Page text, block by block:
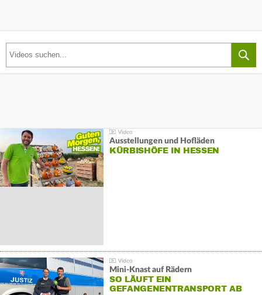
Ausstellungen und Hofläden
KÜRBISHÖFE IN HESSEN
Mini-Knast auf Rädern
SO LÄUFT EIN
GEFANGENENTRANSPORT AB